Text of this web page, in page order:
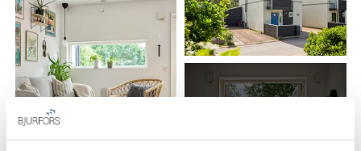
samlade, varav ett har en trivsam balkong i västerläge med
kvällssol. Plats för flera bilar på uppfarten vid entrén.
Ett område med sköna promenadvägar, fina lekytor för
barnen och samtidigt närhet till det stora utbudet av service i
Kärra Centrum och Bäckebols köpcentrum. Bra
kommunikationer till Göteborg inom promenadavstånd.